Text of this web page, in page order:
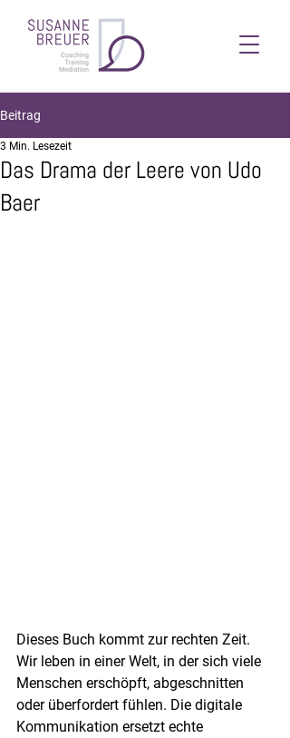
Beitrag
Das Drama der Leere von Udo
Baer
3 Min. Lesezeit
Dieses Buch kommt zur rechten Zeit.
Wir leben in einer Welt, in der sich viele
Menschen erschöpft, abgeschnitten
oder überfordert fühlen. Die digitale
Kommunikation ersetzt echte